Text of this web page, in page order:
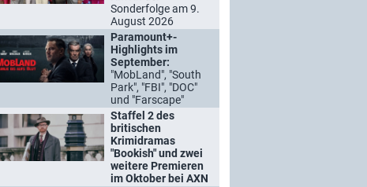
Sonderfolge am 9.
August 2026
Paramount+-
Highlights im
September:
"MobLand", "South
Park", "FBI", "DOC"
und "Farscape"
Staffel 2 des
britischen
Krimidramas
"Bookish" und zwei
weitere Premieren
im Oktober bei AXN